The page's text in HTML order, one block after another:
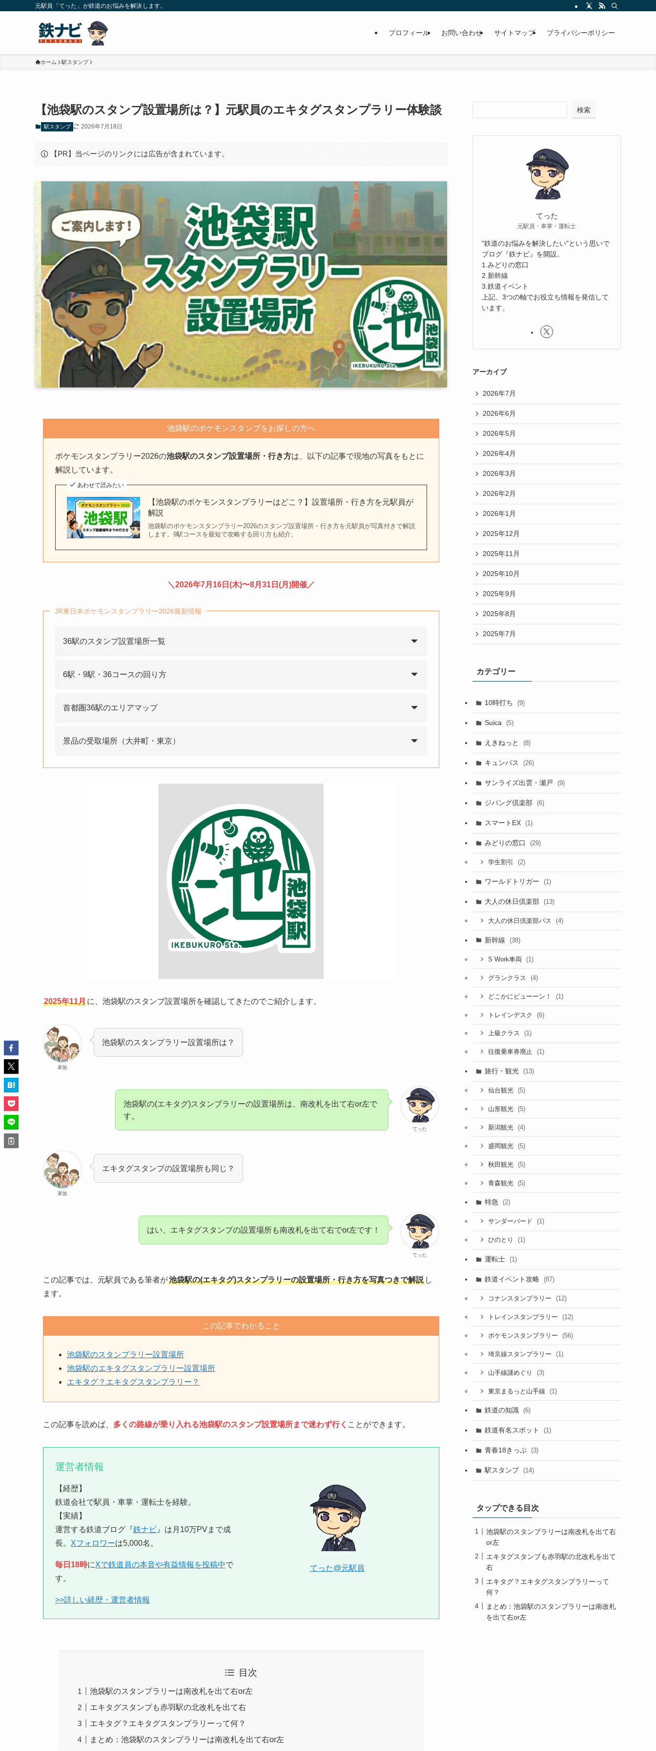
元駅員「てった」が鉄道のお悩みを解決します。
プロフィール お問い合わせ サイトマップ プライバシーポリシー
ホーム 駅スタンプ
【池袋駅のスタンプ設置場所は？】元駅員のエキタグスタンプラリー体験談
駅スタンプ 2026年7月18日
【PR】当ページのリンクには広告が含まれています。
池袋駅のポケモンスタンプをお探しの方へ
ポケモンスタンプラリー2026の池袋駅のスタンプ設置場所・行き方は、以下の記事で現地の写真をもとに
解説しています。
あわせて読みたい
【池袋駅のポケモンスタンプラリーはどこ？】設置場所・行き方を元駅員が
解説
池袋駅のポケモンスタンプラリー2026のスタンプ設置場所・行き方を元駅員が写真付きで解説
します。9駅コースを最短で攻略する回り方も紹介。
＼2026年7月16日(木)〜8月31日(月)開催／
JR東日本ポケモンスタンプラリー2026最新情報
36駅のスタンプ設置場所一覧
6駅・9駅・36コースの回り方
首都圏36駅のエリアマップ
景品の受取場所（大井町・東京）
2025年11月に、池袋駅のスタンプ設置場所を確認してきたのでご紹介します。
家族
池袋駅のスタンプラリー設置場所は？
てった
池袋駅の(エキタグ)スタンプラリーの設置場所は、南改札を出て右or左で
す。
家族
エキタグスタンプの設置場所も同じ？
てった
はい、エキタグスタンプの設置場所も南改札を出て右でor左です！
この記事では、元駅員である筆者が池袋駅の(エキタグ)スタンプラリーの設置場所・行き方を写真つきで解説 し
ます。
この記事でわかること
池袋駅のスタンプラリー設置場所
池袋駅のエキタグスタンプラリー設置場所
エキタグ？エキタグスタンプラリー？
この記事を読めば、 多くの路線が乗り入れる池袋駅のスタンプ設置場所まで迷わず行く ことができます。
運営者情報
【経歴】
鉄道会社で駅員・車掌・運転士を経験。
【実績】
運営する鉄道ブログ『鉄ナビ 』は月10万PVまで成
長。 Xフォロワーは5,000名。
毎日18時にXで鉄道員の本音や有益情報を投稿中で
す。
>>詳しい経歴・運営者情報
てった@元駅員
目次
池袋駅のスタンプラリーは南改札を出て右or左
エキタグスタンプも赤羽駅の北改札を出て右
エキタグ？エキタグスタンプラリーって何？
まとめ：池袋駅のスタンプラリーは南改札を出て右or左
検索
てった
元駅員・車掌・運転士
"鉄道のお悩みを解決したい"という思いで
ブログ『鉄ナビ』を開設。
1.みどりの窓口
2.新幹線
3.鉄道イベント
上記、3つの軸でお役立ち情報を発信して
います。
アーカイブ
2026年7月
2026年6月
2026年5月
2026年4月
2026年3月
2026年2月
2026年1月
2025年12月
2025年11月
2025年10月
2025年9月
2025年8月
2025年7月
カテゴリー
10時打ち (9)
Suica (5)
えきねっと (8)
キュンパス (26)
サンライズ出雲・瀬戸 (9)
ジパング倶楽部 (6)
スマートEX (1)
みどりの窓口 (29)
学生割引 (2)
ワールドトリガー (1)
大人の休日倶楽部 (13)
大人の休日倶楽部パス (4)
新幹線 (38)
S Work車両 (1)
グランクラス (4)
どこかにビューーン！ (1)
トレインデスク (6)
上級クラス (1)
往復乗車券廃止 (1)
旅行・観光 (13)
仙台観光 (5)
山形観光 (5)
新潟観光 (4)
盛岡観光 (5)
秋田観光 (5)
青森観光 (5)
特急 (2)
サンダーバード (1)
ひのとり (1)
運転士 (1)
鉄道イベント攻略 (87)
コナンスタンプラリー (12)
トレインスタンプラリー (12)
ポケモンスタンプラリー (56)
埼京線スタンプラリー (1)
山手線謎めぐり (3)
東京まるっと山手線 (1)
鉄道の知識 (6)
鉄道有名スポット (1)
青春18きっぷ (3)
駅スタンプ (14)
タップできる目次
池袋駅のスタンプラリーは南改札を出て右
or左
エキタグスタンプも赤羽駅の北改札を出て
右
エキタグ？エキタグスタンプラリーって
何？
まとめ：池袋駅のスタンプラリーは南改札
を出て右or左